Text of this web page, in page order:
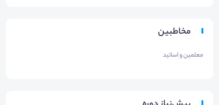
مخاطبین
معلمین و اساتید